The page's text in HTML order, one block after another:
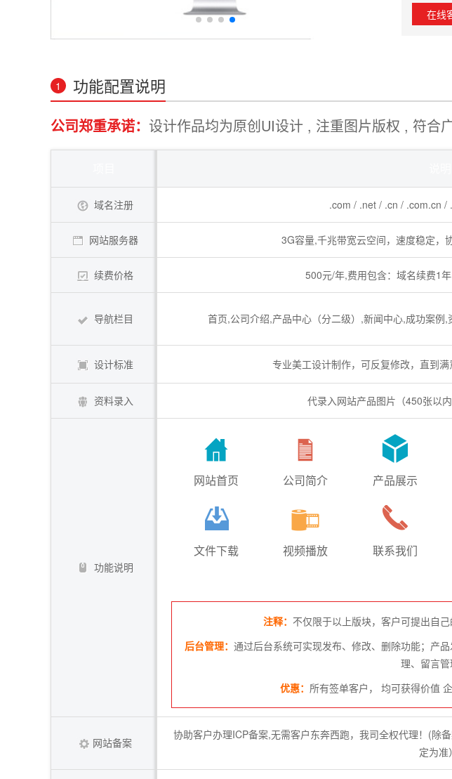
在线
1 功能配置说明
公司郑重承诺： 设计作品均为原创UI设计 , 注重图片版权 , 符合
域名注册 .com / .net / .cn / .com.cn /
网站服务器 3G容量,千兆带宽云空间，速度稳定，
续费价格 500元/年,费用包含：域名续费1
导航栏目 首页,公司介绍,产品中心（分二级）,新闻中心,成功案
设计标准 专业美工设计制作，可反复修改，直到
资料录入 代录入网站产品图片（450张以
功能说明
网站首页 公司简介 产品展示
文件下载 视频播放 联系我们
注释： 不仅限于以上版块，客户可提出自
后台管理： 通过后台系统可实现发布、修改、删除功能；产
理、留言管
优惠： 所有签单客户， 均可获得价值
网站备案
协助客户办理ICP备案,无需客户东奔西跑，我司全权代理！(除
定为准